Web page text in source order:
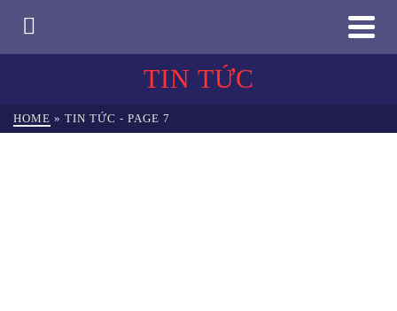
TIN TỨC
HOME » TIN TỨC - PAGE 7